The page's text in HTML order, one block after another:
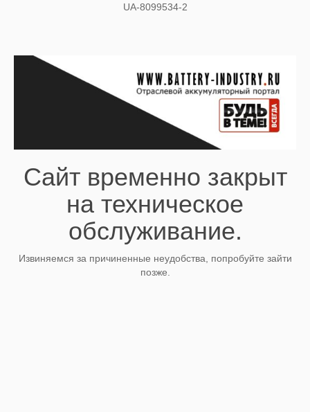
UA-8099534-2
Сайт временно закрыт
на техническое
обслуживание.
Извиняемся за причиненные неудобства, попробуйте зайти
позже.